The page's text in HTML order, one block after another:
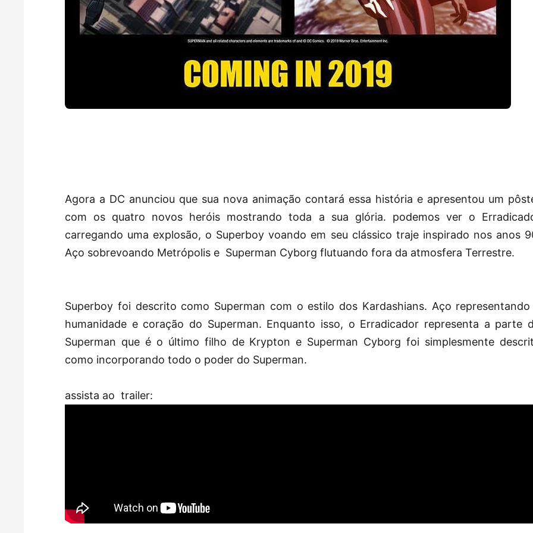
Agora a DC anunciou que sua nova animação contará essa história e apresentou um
com os quatro novos heróis mostrando toda a sua glória. podemos ver o
carregando uma explosão, o Superboy voando em seu clássico traje inspirado nos anos
Aço sobrevoando Metrópolis e Superman Cyborg flutuando fora da atmosfera Terrestre.
Superboy foi descrito como Superman com o estilo dos Kardashians. Aço representando
humanidade e coração do Superman. Enquanto isso, o Erradicador representa a parte
Superman que é o último filho de Krypton e Superman Cyborg foi simplesmente
como incorporando todo o poder do Superman.
assista ao trailer: